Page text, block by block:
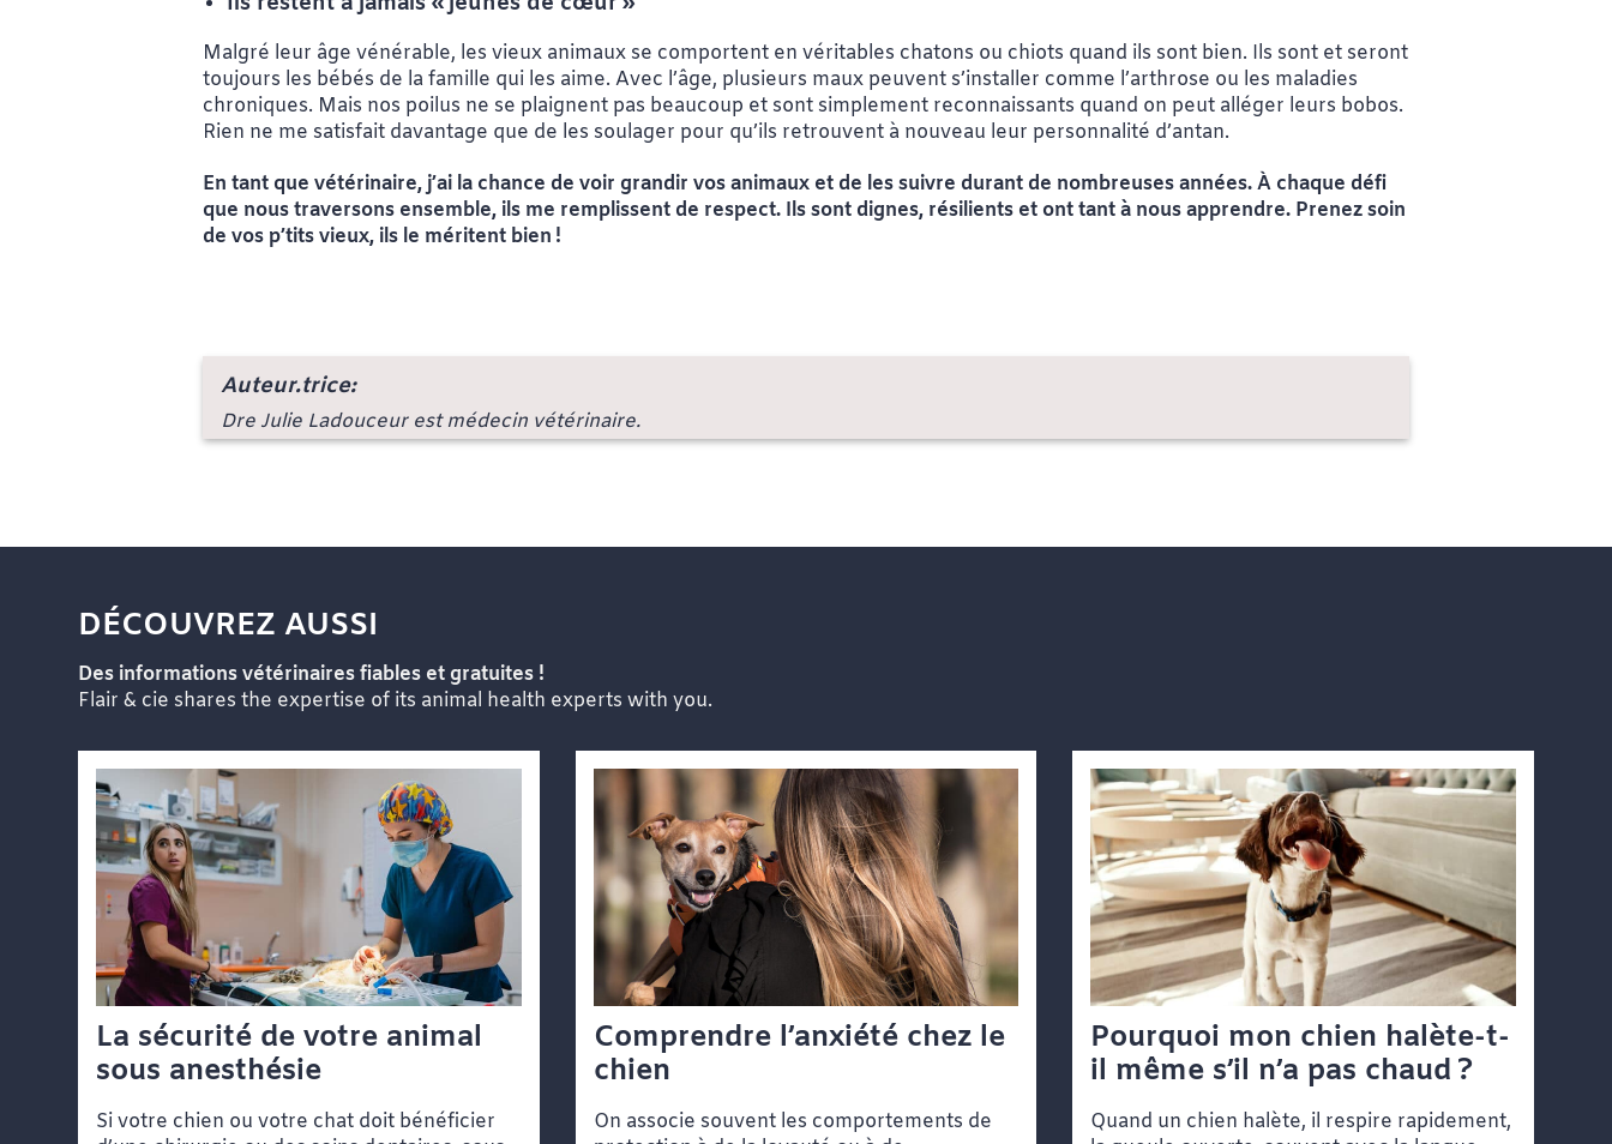
Malgré leur âge vénérable, les vieux animaux se comportent en véritables chatons ou chiots quand ils sont bien. Ils sont et seront
toujours les bébés de la famille qui les aime. Avec l’âge, plusieurs maux peuvent s’installer comme l’arthrose ou les maladies
chroniques. Mais nos poilus ne se plaignent pas beaucoup et sont simplement reconnaissants quand on peut alléger leurs bobos.
Rien ne me satisfait davantage que de les soulager pour qu’ils retrouvent à nouveau leur personnalité d’antan.
En tant que vétérinaire, j’ai la chance de voir grandir vos animaux et de les suivre durant de nombreuses années. À chaque défi
que nous traversons ensemble, ils me remplissent de respect. Ils sont dignes, résilients et ont tant à nous apprendre. Prenez soin
de vos p’tits vieux, ils le méritent bien !
Auteur.trice:
Dre Julie Ladouceur est médecin vétérinaire.
DÉCOUVREZ AUSSI
Des informations vétérinaires fiables et gratuites !
Flair & cie shares the expertise of its animal health experts with you.
La sécurité de votre animal
sous anesthésie
Si votre chien ou votre chat doit bénéficier
Comprendre l’anxiété chez le
chien
On associe souvent les comportements de
Pourquoi mon chien halète-t-
il même s’il n’a pas chaud ?
Quand un chien halète, il respire rapidement,